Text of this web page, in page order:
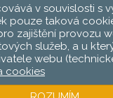
v souvislosti s
pouze taková
zajištění provozu
služeb, a u
webu
cookies